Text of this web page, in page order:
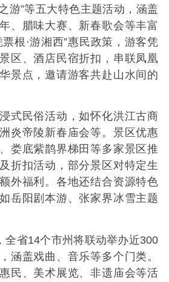
游”等五大特色主题活动，涵盖
、腊味大赛、新春歌会等丰富
根·游湘西”惠民政策，游客凭
区、酒店民宿折扣，串联凤凰
景点，邀请游客共赴山水间的
民俗活动，如怀化洪江古商
炎帝陵新春庙会等。景区优惠
娄底紫鹊界梯田等多家景区推
折扣活动，部分景区对特定生
外福利。各地还结合资源特色
岳阳剧本游、张家界冰雪主题
省14个市州将联动举办近300
涵盖戏曲、音乐等多个门类。
民、美术展览、非遗庙会等活